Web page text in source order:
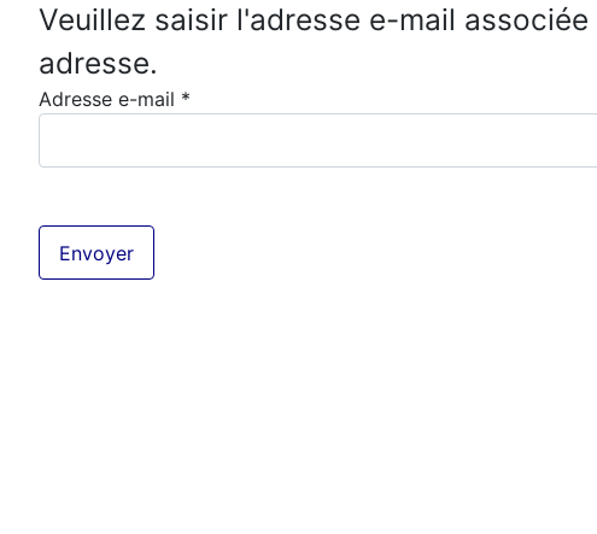
Veuillez saisir l'adresse e-mail
adresse.
Adresse e-mail *
Envoyer